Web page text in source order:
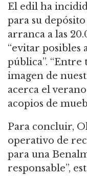
El edil ha
para su
arranca a las
“evitar posibles
pública”. “Entre
imagen de
acerca el
acopios de
Para concluir,
operativo de
para una
responsable”,